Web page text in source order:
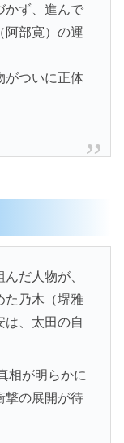
かず、進んで
阿部寛）の運
がついに正体
だ人物が、
た乃木（堺雅
は、太田の自
相が明らかに
撃の展開が待